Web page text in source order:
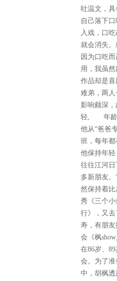
吐温文，
自己落下
入戏，口
就会消失
因为口吃
用，我虽
作品却是
难弟，两
影响颇深
轻, 年龄就
他从“爸爸
班，每年
他保持年
往往江河
多新朋友
然保持着比
秀《三个
行》，又去
寿，有朋
会《枫
在86岁、
会。为了
中，胡枫